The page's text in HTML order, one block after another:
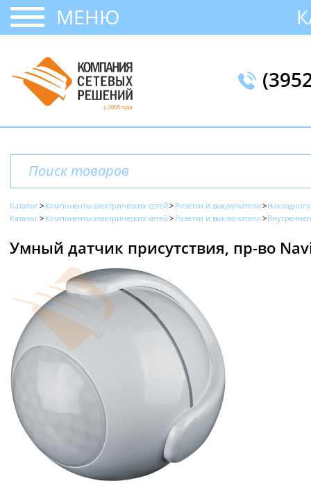
МЕНЮ
Каталог Компоненты электрических сетей Розетки и выключатели
Каталог
Компоненты электрических сетей Розетки и выключатели
Умный датчик присутствия, пр-во